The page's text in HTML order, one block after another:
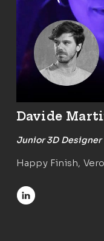
Davide
Junior 3D Designer
Happy Finish,